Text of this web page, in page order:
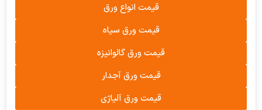
قیمت انواع ورق
قیمت ورق سیاه
قیمت ورق گالوانیزه
قیمت ورق آجدار
قیمت ورق آلیاژی